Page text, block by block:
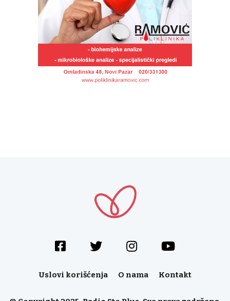
Uslovi korišćenja O nama Kontakt